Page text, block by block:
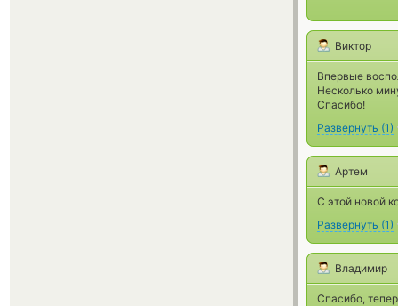
Виктор
Впервые
Несколько
Спасибо!
Развернуть (1)
Артем
С этой новой
Развернуть (1)
Владимир
Спасибо,